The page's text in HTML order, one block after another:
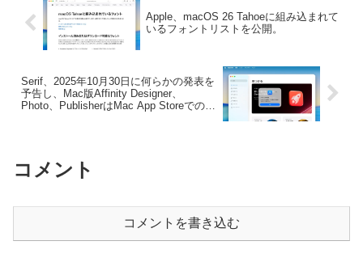
Apple、macOS 26 Tahoeに組み込まれて
いるフォントリストを公開。
Serif、2025年10月30日に何らかの発表を
予告し、Mac版Affinity Designer、
Photo、PublisherはMac App Storeでの配
コメント
コメントを書き込む